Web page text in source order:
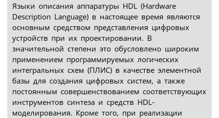
Языки описания аппаратуры HDL (Hardware
Description Language) в настоящее время являются
основным средством представления цифровых
устройств при их проектировании. В
значительной степени это обусловлено широким
применением программируемых логических
интегральных схем (ПЛИС) в качестве элементной
базы для создания цифровых систем, а также
постоянным совершенствованием соответствующих
инструментов синтеза и средств HDL-
моделирования. Кроме того, при реализации